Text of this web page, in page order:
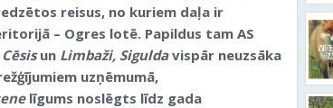
reisus, no kuriem daļa ir
– Ogres lotē. Papildus tam AS
Cēsisun Limbaži, Siguldavispār neuzsāka
uzņēmumā,
līgums noslēgts līdz gada